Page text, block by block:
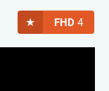
★ FHD 4